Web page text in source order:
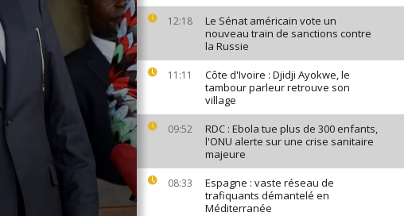
12:18
Le Sénat américain vote un
nouveau train de sanctions contre
la Russie
11:11
Côte d'Ivoire : Djidji Ayokwe, le
tambour parleur retrouve son
village
09:52
RDC : Ebola tue plus de 300 enfants,
l'ONU alerte sur une crise sanitaire
majeure
08:33
Espagne : vaste réseau de
trafiquants démantelé en
Méditerranée